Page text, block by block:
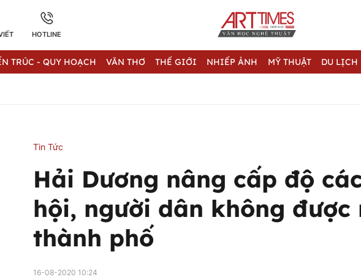
HOTLINE
TRÚC - QUY HOẠCH VĂN THƠ THẾ GIỚI NHIẾP ẢNH MỸ THUẬT DU LỊCH
Tin Tức
Hải Dương nâng cấp độ
hội, người dân không được
thành phố
16-08-2020 10:24